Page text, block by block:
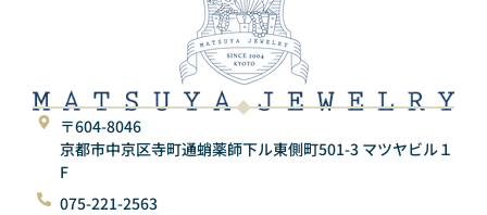
〒604-8046
京都市中京区寺町通蛸薬師下ル東側町501-3 マツヤビル１
F
075-221-2563